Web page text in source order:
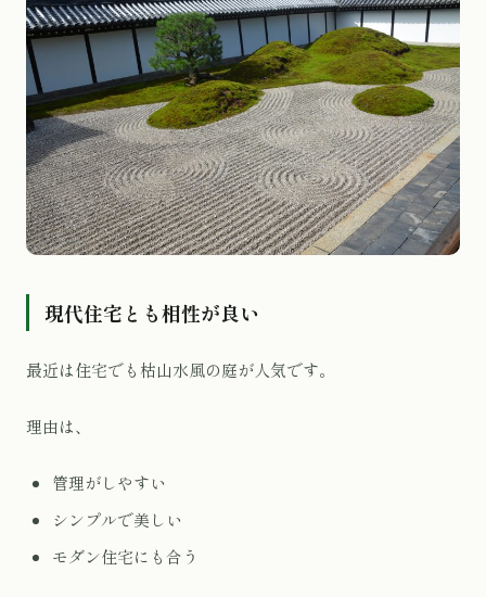
現代住宅とも相性が良い
最近は住宅でも枯山水風の庭が人気です。
理由は、
管理がしやすい
シンプルで美しい
モダン住宅にも合う